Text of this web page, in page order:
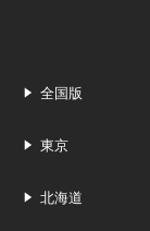
全国版
東京
北海道